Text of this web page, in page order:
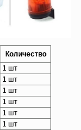
Количество
1 шт
1 шт
1 шт
1 шт
1 шт
1 шт